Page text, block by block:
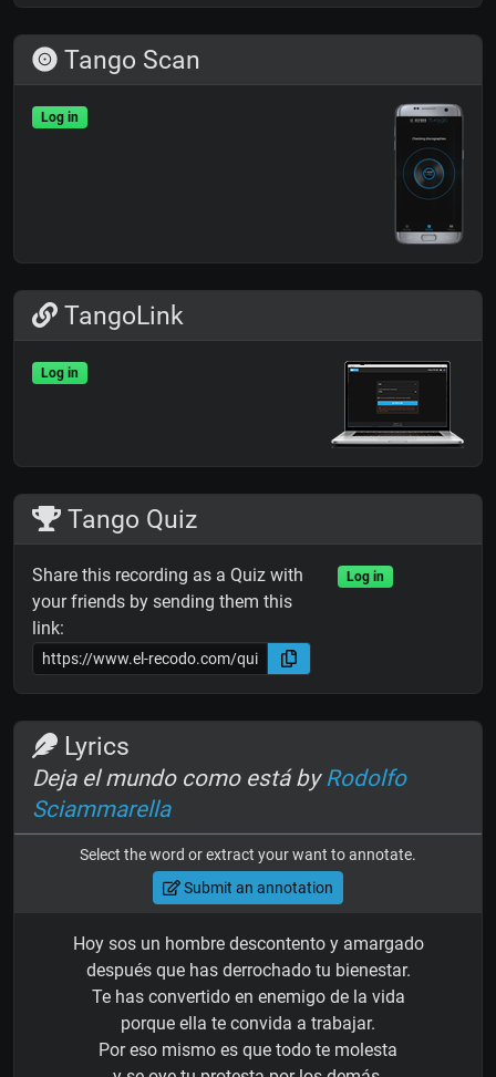
Tango Scan
Log in
TangoLink
Log in
Tango Quiz
Share this recording as a Quiz with
your friends by sending them this
link:
Log in
Lyrics
Deja el mundo como está byRodolfo
Sciammarella
Select the word or extract your want to annotate.
Submit an annotation
Hoy sos un hombre descontento y amargado
después que has derrochado tu bienestar.
Te has convertido en enemigo de la vida
porque ella te convida a trabajar.
Por eso mismo es que todo te molesta